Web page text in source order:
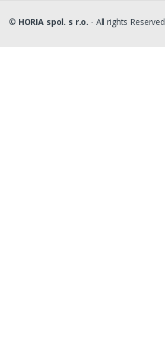
© HORIA spol. s r.o. - All rights Reserved